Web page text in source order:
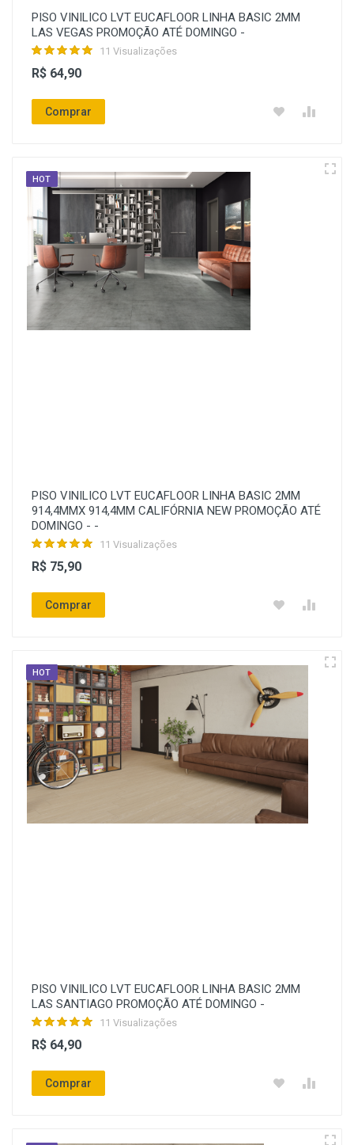
PISO VINILICO LVT EUCAFLOOR LINHA BASIC 2MM
LAS VEGAS PROMOÇÃO ATÉ DOMINGO -
11 Visualizações
R$ 64,90
Comprar
HOT
PISO VINILICO LVT EUCAFLOOR LINHA BASIC 2MM
914,4MMX 914,4MM CALIFÓRNIA NEW PROMOÇÃO ATÉ
DOMINGO - -
11 Visualizações
R$ 75,90
Comprar
HOT
PISO VINILICO LVT EUCAFLOOR LINHA BASIC 2MM
LAS SANTIAGO PROMOÇÃO ATÉ DOMINGO -
11 Visualizações
R$ 64,90
Comprar